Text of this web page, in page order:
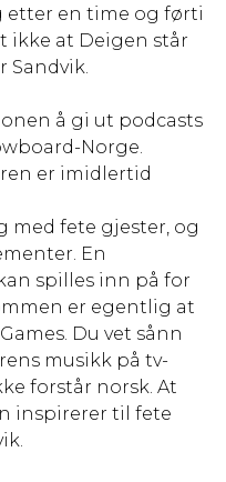
etter en time og førti
ikke at Deigen står
Sandvik.
å gi ut podcasts
Norge.
er imidlertid
med fete gjester, og
En
spilles inn på for
er egentlig at
Du vet sånn
musikk på tv-
forstår norsk. At
inspirerer til fete